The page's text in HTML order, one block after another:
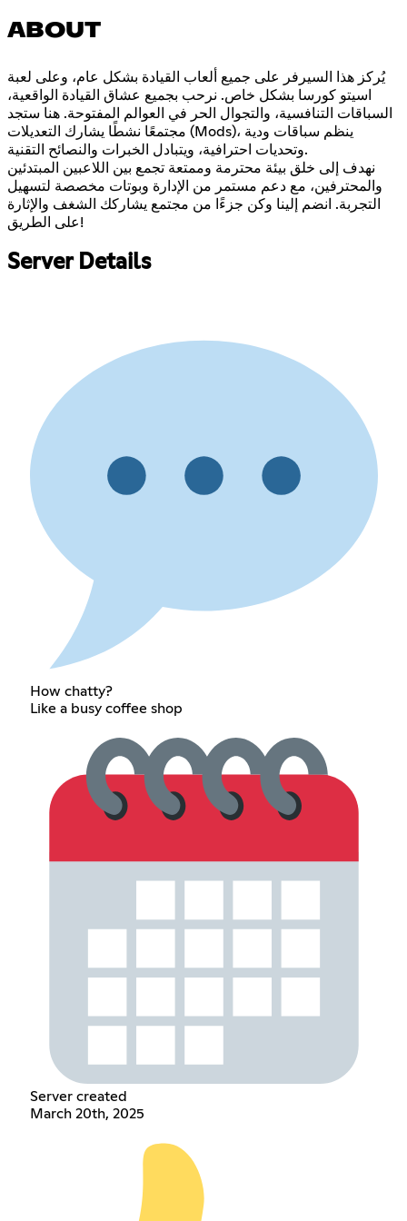
ABOUT
يُركز هذا السيرفر على جميع ألعاب القيادة بشكل عام، وعلى لعبة
اسيتو كورسا بشكل خاص. نرحب بجميع عشاق القيادة الواقعية،
السباقات التنافسية، والتجوال الحر في العوالم المفتوحة. هنا ستجد
مجتمعًا نشطًا يشارك التعديلات (Mods)، ينظم سباقات ودية
وتحديات احترافية، ويتبادل الخبرات والنصائح التقنية.
نهدف إلى خلق بيئة محترمة وممتعة تجمع بين اللاعبين المبتدئين
والمحترفين، مع دعم مستمر من الإدارة وبوتات مخصصة لتسهيل
التجربة. انضم إلينا وكن جزءًا من مجتمع يشاركك الشغف والإثارة
على الطريق!
Server Details
How chatty?
Like a busy coffee shop
Server created
March 20th, 2025